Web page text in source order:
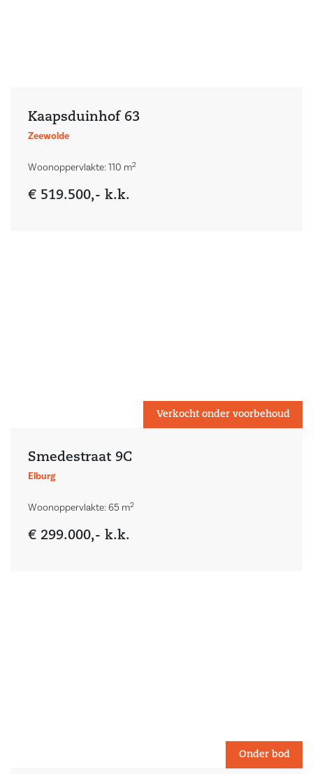
Kaapsduinhof 63
Zeewolde
Woonoppervlakte: 110 m2
€ 519.500,- k.k.
Verkocht onder voorbehoud
Smedestraat 9C
Elburg
Woonoppervlakte: 65 m2
€ 299.000,- k.k.
Onder bod